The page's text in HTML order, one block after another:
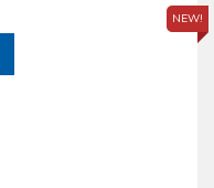
NEW!